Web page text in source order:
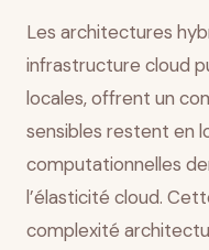
Les architectures
infrastructure cloud
locales, offrent un
sensibles restent en
computationnelles
l’élasticité cloud.
complexité